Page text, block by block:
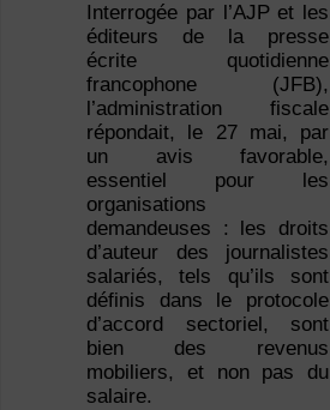
Interrogée par l’AJP et les
éditeurs de la presse
écrite quotidienne
francophone (JFB),
l’administration fiscale
répondait, le 27 mai, par
un avis favorable,
essentiel pour les
organisations
demandeuses : les droits
d’auteur des journalistes
salariés, tels qu’ils sont
définis dans le protocole
d’accord sectoriel, sont
bien des revenus
mobiliers, et non pas du
salaire.